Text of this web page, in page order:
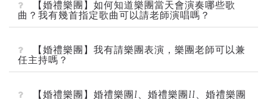
【婚禮樂團】如何知道樂團當天會演奏哪些歌
曲？我有幾首指定歌曲可以請老師演唱嗎？
【婚禮樂團】我有請樂團表演，樂團老師可以兼
任主持嗎？
【婚禮樂團】婚禮樂團I、婚禮樂團II、婚禮樂團